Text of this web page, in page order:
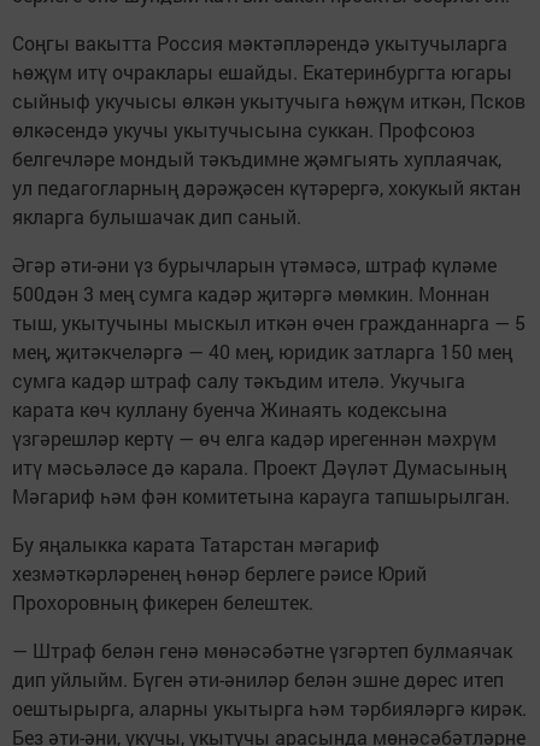
Соңгы вакытта Россия мәктәпләрендә укытучыларга
һөҗүм итү очраклары ешайды. Екатеринбургта югары
сыйныф укучысы өлкән укытучыга һөҗүм иткән, Псков
өлкәсендә укучы укытучысына суккан. Профсоюз
белгечләре мондый тәкъдимне җәмгыять хуплаячак,
ул педагогларның дәрәҗәсен күтәрергә, хокукый яктан
якларга булышачак дип саный.
Әгәр әти-әни үз бурычларын үтәмәсә, штраф күләме
500дән 3 мең сумга кадәр җитәргә мөмкин. Моннан
тыш, укытучыны мыскыл иткән өчен гражданнарга — 5
мең, җитәкчеләргә — 40 мең, юридик затларга 150 мең
сумга кадәр штраф салу тәкъдим ителә. Укучыга
карата көч куллану буенча Жинаять кодексына
үзгәрешләр кертү — өч елга кадәр ирегеннән мәхрүм
итү мәсьәләсе дә карала. Проект Дәүләт Думасының
Мәгариф һәм фән комитетына карауга тапшырылган.
Бу яңалыкка карата Татарстан мәгариф
хезмәткәрләренең һөнәр берлеге рәисе Юрий
Прохоровның фикерен белештек.
— Штраф белән генә мөнәсәбәтне үзгәртеп булмаячак
дип уйлыйм. Бүген әти-әниләр белән эшне дөрес итеп
оештырырга, аларны укытырга һәм тәрбияләргә кирәк.
Без әти-әни, укучы, укытучы арасында мөнәсәбәтләрне